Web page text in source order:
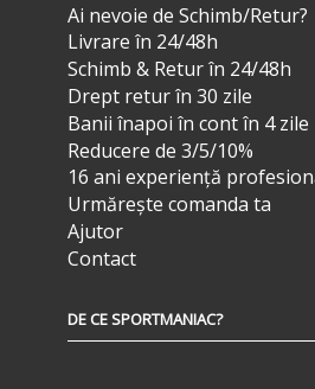
Ai nevoie de Schimb/Retur?
Livrare în 24/48h
Schimb & Retur în 24/48h
Drept retur în 30 zile
Banii înapoi în cont în 4 zile
Reducere de 3/5/10%
16 ani experiență
Urmărește comanda ta
Ajutor
Contact
DE CE SPORTMANIAC?